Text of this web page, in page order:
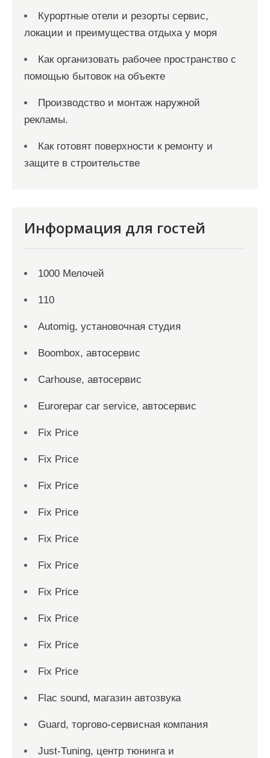
Курортные отели и резорты сервис,
локации и преимущества отдыха у моря
Как организовать рабочее пространство с
помощью бытовок на объекте
Производство и монтаж наружной
рекламы.
Как готовят поверхности к ремонту и
защите в строительстве
Информация для гостей
1000 Мелочей
110
Automig, установочная студия
Boombox, автосервис
Carhouse, автосервис
Eurorepar car service, автосервис
Fix Price
Fix Price
Fix Price
Fix Price
Fix Price
Fix Price
Fix Price
Fix Price
Fix Price
Fix Price
Flac sound, магазин автозвука
Guard, торгово-сервисная компания
Just-Tuning, центр тюнинга и